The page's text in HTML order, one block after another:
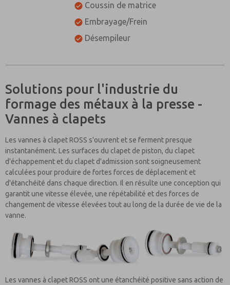
Coussin de matrice
Embrayage/Frein
Désempileur
Solutions pour l'industrie du
formage des métaux à la presse -
Vannes à clapets
Les vannes à clapet ROSS s'ouvrent et se ferment presque
instantanément. Les surfaces du clapet de piston, du clapet
d'échappement et du clapet d'admission sont soigneusement
calculées pour produire de fortes forces de déplacement et
d'étanchéité dans chaque direction. Il en résulte une conception qui
garantit une vitesse élevée, une répétabilité et des forces de
changement de vitesse élevées tout au long de la durée de vie de la
vanne.
Les vannes à clapet ROSS ont une étanchéité positive sans action de